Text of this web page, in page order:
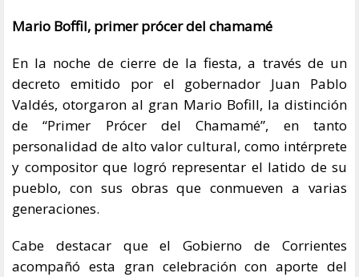
Mario Boffil, primer prócer del chamamé
En la noche de cierre de la fiesta, a través de un
decreto emitido por el gobernador Juan Pablo
Valdés, otorgaron al gran Mario Bofill, la distinción
de “Primer Prócer del Chamamé”, en tanto
personalidad de alto valor cultural, como intérprete
y compositor que logró representar el latido de su
pueblo, con sus obras que conmueven a varias
generaciones.
Cabe destacar que el Gobierno de Corrientes
acompañó esta gran celebración con aporte del